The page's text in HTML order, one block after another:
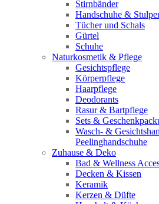
Stirnbänder
Handschuhe &
Tücher und Schals
Gürtel
Schuhe
Naturkosmetik & Pflege
Gesichtspflege
Körperpflege
Haarpflege
Deodorants
Rasur & Bartpflege
Sets &
Wasch‑ &
Peelinghandschuhe
Zuhause & Deko
Bad & Wellness
Decken & Kissen
Keramik
Kerzen & Düfte